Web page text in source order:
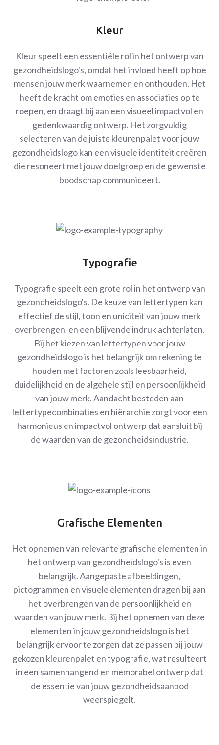
Kleur
Kleur speelt een essentiële rol in het ontwerp van
gezondheidslogo's, omdat het invloed heeft op hoe
mensen jouw merk waarnemen en onthouden. Het
heeft de kracht om emoties en associaties op te
roepen, en draagt bij aan een visueel impactvol en
gedenkwaardig ontwerp. Het zorgvuldig
selecteren van de juiste kleurenpalet voor jouw
gezondheidslogo kan een visuele identiteit creëren
die resoneert met jouw doelgroep en de gewenste
boodschap communiceert.
Typografie
Typografie speelt een grote rol in het ontwerp van
gezondheidslogo's. De keuze van lettertypen kan
effectief de stijl, toon en uniciteit van jouw merk
overbrengen, en een blijvende indruk achterlaten.
Bij het kiezen van lettertypen voor jouw
gezondheidslogo is het belangrijk om rekening te
houden met factoren zoals leesbaarheid,
duidelijkheid en de algehele stijl en persoonlijkheid
van jouw merk. Aandacht besteden aan
lettertypecombinaties en hiërarchie zorgt voor een
harmonieus en impactvol ontwerp dat aansluit bij
de waarden van de gezondheidsindustrie.
Grafische Elementen
Het opnemen van relevante grafische elementen in
het ontwerp van gezondheidslogo's is even
belangrijk. Aangepaste afbeeldingen,
pictogrammen en visuele elementen dragen bij aan
het overbrengen van de persoonlijkheid en
waarden van jouw merk. Bij het opnemen van deze
elementen in jouw gezondheidslogo is het
belangrijk ervoor te zorgen dat ze passen bij jouw
gekozen kleurenpalet en typografie, wat resulteert
in een samenhangend en memorabel ontwerp dat
de essentie van jouw gezondheidsaanbod
weerspiegelt.